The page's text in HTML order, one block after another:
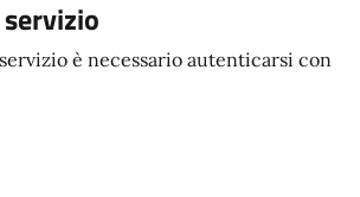
è necessario autenticarsi con